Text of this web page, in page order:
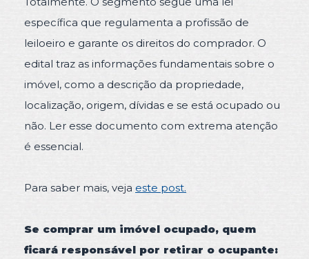
específica que regulamenta a profissão de
leiloeiro e garante os direitos do comprador. O
edital traz as informações fundamentais sobre o
imóvel, como a descrição da propriedade,
localização, origem, dívidas e se está ocupado ou
não. Ler esse documento com extrema atenção
é essencial.
Para saber mais, veja este post.
Se comprar um imóvel ocupado, quem
ficará responsável por retirar o ocupante: